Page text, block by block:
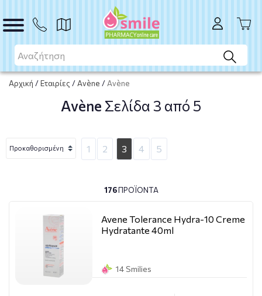
Αρχική /Εταιρίες / Avène / Avène
Avène Σελίδα 3 από 5
1 2 3 4 5
176ΠΡΟΪΌΝΤΑ
Avene Tolerance Hydra-10 Creme
Hydratante 40ml
14 Smilies